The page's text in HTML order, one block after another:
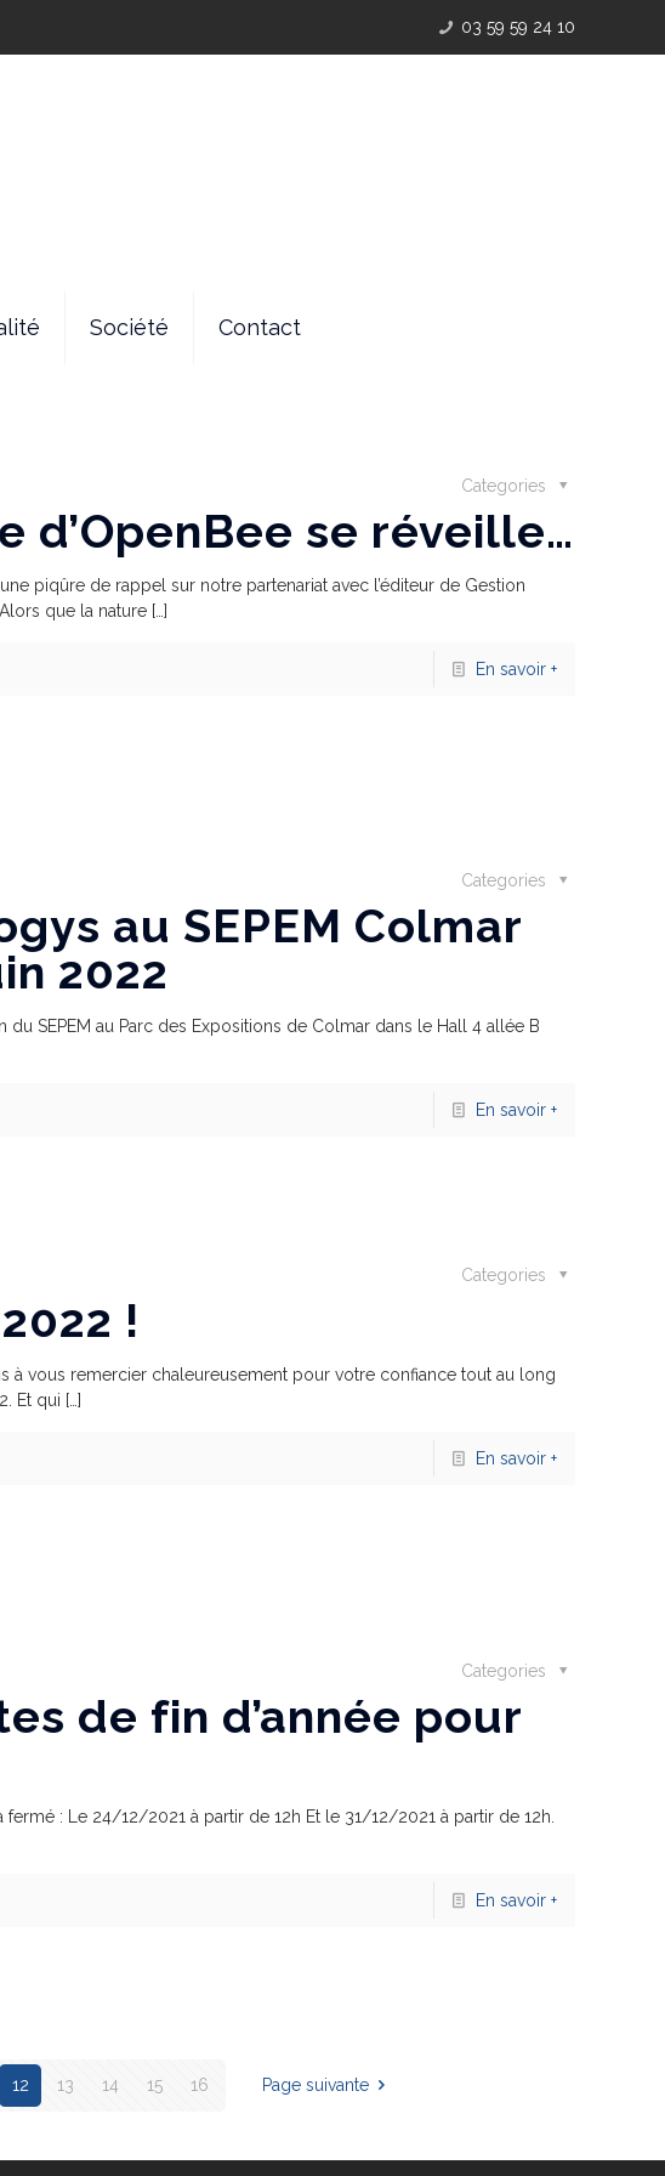
03 59 59 24 10
Société Contact
Categories
d’OpenBee se réveille…
piqûre de rappel sur notre partenariat avec l’éditeur de Gestion
que la nature[…]
En savoir +
Categories
au SEPEM Colmar
2022
du SEPEM au Parc des Expositions de Colmar dans le Hall 4 allée B
En savoir +
Categories
!
à vous remercier chaleureusement pour votre confiance tout au long
Et qui […]
En savoir +
Categories
de fin d’année pour
fermé : Le 24/12/2021 à partir de 12h Et le 31/12/2021 à partir de 12h.
En savoir +
12 13 14 15 16 Page suivante